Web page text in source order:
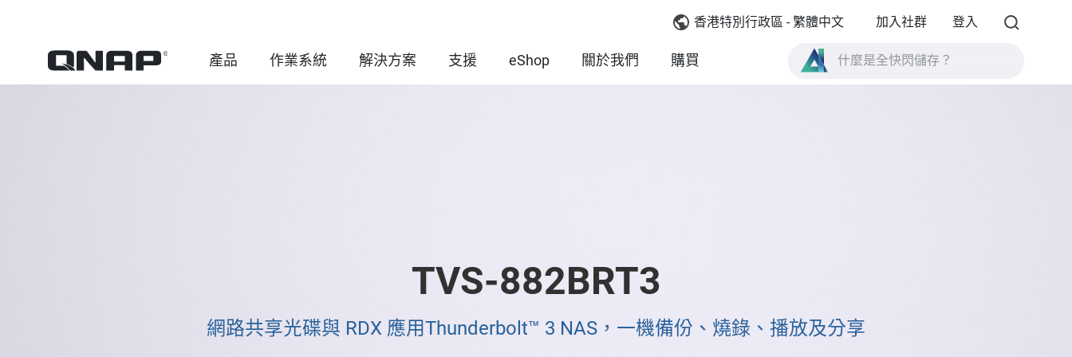
香港特別行政區 - 繁體中文 加入社群 登入
產品 作業系統 解決方案 支援 eShop 關於我們 購買
什麼是 High Availability ？
TVS-882BRT3
網路共享光碟與 RDX 應用Thunderbolt™ 3 NAS，一機備份、燒錄、播放及分享